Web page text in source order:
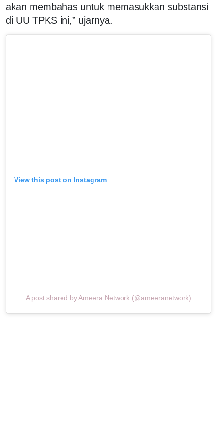
akan membahas untuk memasukkan substansi
di UU TPKS ini,” ujarnya.
View this post on Instagram
A post shared by Ameera Network (@ameeranetwork)